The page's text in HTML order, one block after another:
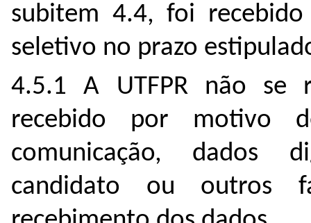
subitem 4.4, foi
seletivo no prazo
4.5.1 A UTFPR não se
recebido por motivo
comunicação, dados
candidato ou outros